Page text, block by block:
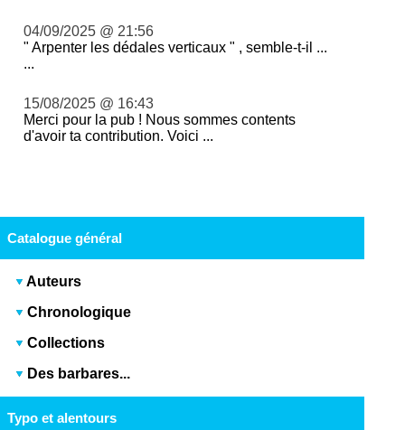
04/09/2025 @ 21:56
" Arpenter les dédales verticaux " , semble-t-il ...
...
15/08/2025 @ 16:43
Merci pour la pub ! Nous sommes contents
d'avoir ta contribution. Voici ...
Catalogue général
Auteurs
Chronologique
Collections
Des barbares...
Typo et alentours